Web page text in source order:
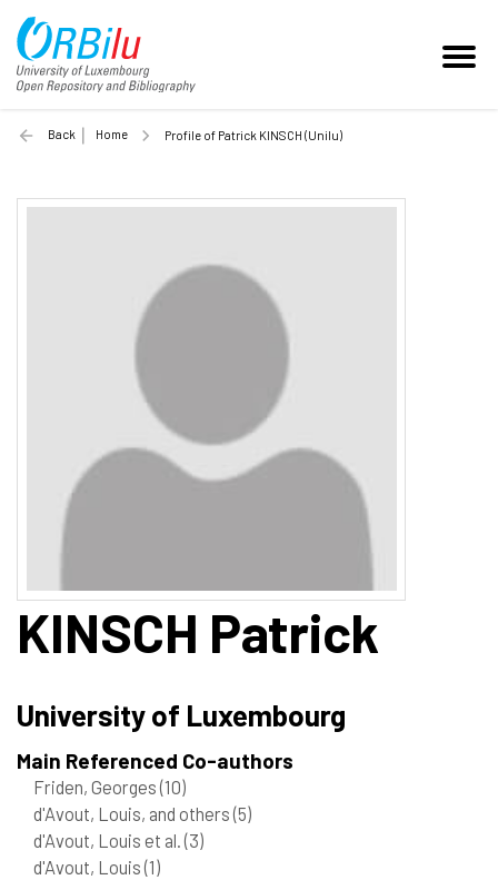
Back Home Profile of Patrick KINSCH (Unilu)
KINSCH Patrick
University of Luxembourg
Main Referenced Co-authors
Friden, Georges(10)
d'Avout, Louis, and others(5)
d'Avout, Louis et al.(3)
d'Avout, Louis(1)